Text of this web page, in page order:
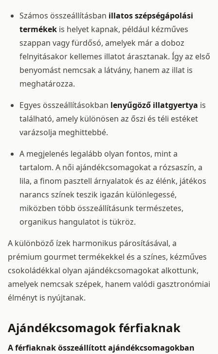
Számos összeállításban illatos szépségápolási
termékek is helyet kapnak, például kézműves
szappan vagy fürdősó, amelyek már a doboz
felnyitásakor kellemes illatot árasztanak. Így az első
benyomást nemcsak a látvány, hanem az illat is
meghatározza.
Egyes összeállításokban lenyűgöző illatgyertya is
található, amely különösen az őszi és téli estéket
varázsolja meghittebbé.
A megjelenés legalább olyan fontos, mint a
tartalom. A női ajándékcsomagokat a rózsaszín, a
lila, a finom pasztell árnyalatok és az élénk, játékos
narancs színek teszik igazán különlegessé,
miközben több összeállításunk természetes,
organikus hangulatot is tükröz.
A különböző ízek harmonikus párosításával, a
prémium gourmet termékekkel és a színes, kézműves
csokoládékkal olyan ajándékcsomagokat alkottunk,
amelyek nemcsak szépek, hanem valódi gasztronómiai
élményt is nyújtanak.
Ajándékcsomagok férfiaknak
A férfiaknak összeállított ajándékcsomagokban